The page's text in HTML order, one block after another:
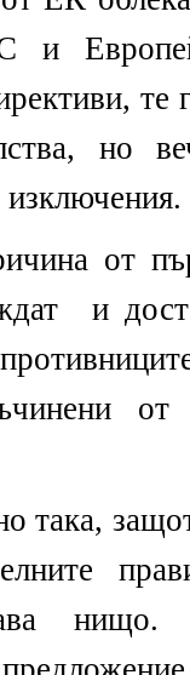
и
те
но
от
и
от
така,
нищо.